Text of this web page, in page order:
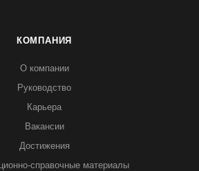
КОМПАНИЯ
О компании
Руководство
Карьера
Вакансии
Достижения
справочные материалы